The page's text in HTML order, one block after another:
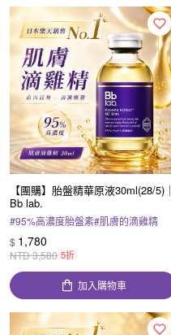
【團購】胎盤精華原液30ml(28/5)｜
Bb lab.
#95%高濃度胎盤素#肌膚的滴雞精
$ 1,780
NTD3,580 5折
加入購物車